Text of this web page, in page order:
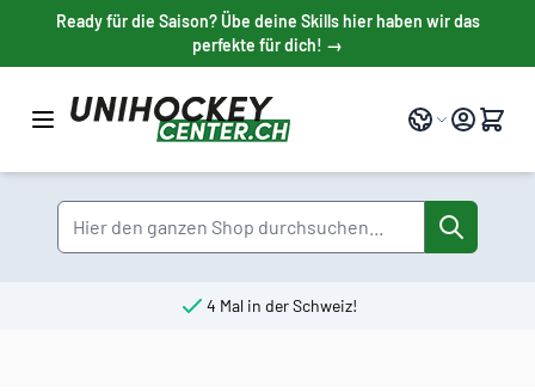
Direkt zum Inhalt
Ready für die Saison? Übe deine Skills hier haben wir das
perfekte für dich! →
Sprache
Suche
4 Mal in der Schweiz!